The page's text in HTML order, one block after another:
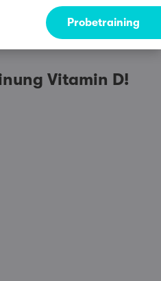
Probetraining
Vitamin D!